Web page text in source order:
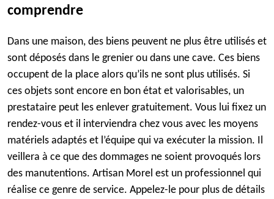
comprendre
Dans une maison, des biens peuvent ne plus être utilisés et
sont déposés dans le grenier ou dans une cave. Ces biens
occupent de la place alors qu’ils ne sont plus utilisés. Si
ces objets sont encore en bon état et valorisables, un
prestataire peut les enlever gratuitement. Vous lui fixez un
rendez-vous et il interviendra chez vous avec les moyens
matériels adaptés et l’équipe qui va exécuter la mission. Il
veillera à ce que des dommages ne soient provoqués lors
des manutentions. Artisan Morel est un professionnel qui
réalise ce genre de service. Appelez-le pour plus de détails